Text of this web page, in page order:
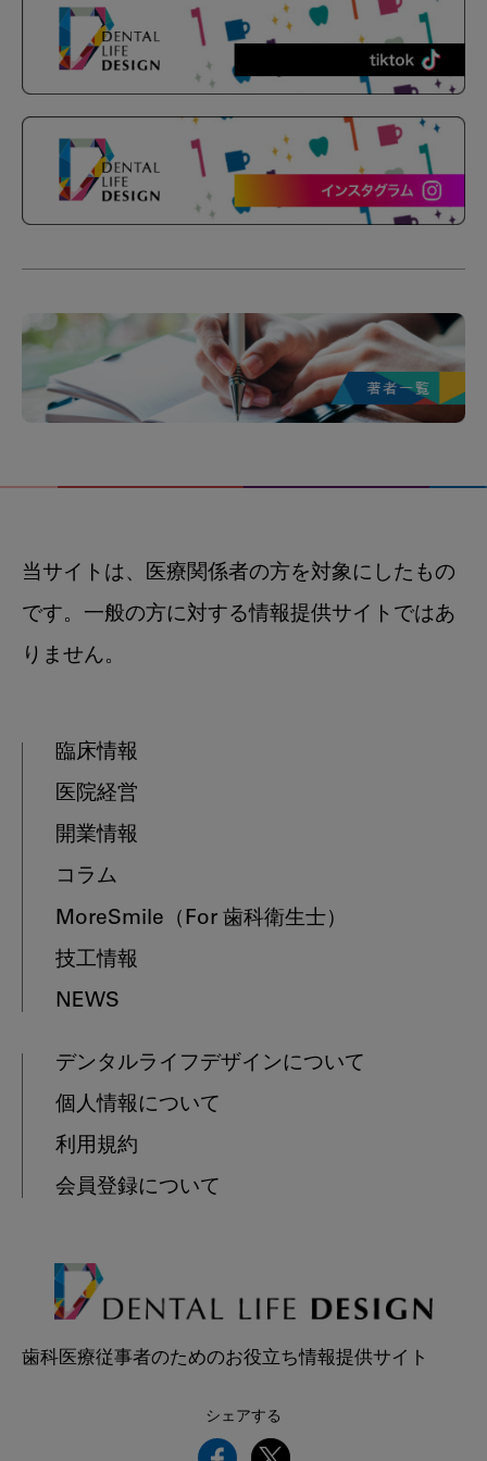
当サイトは、医療関係者の方を対象にしたもの
です。一般の方に対する情報提供サイトではあ
りません。
臨床情報
医院経営
開業情報
コラム
MoreSmile （For 歯科衛生士）
技工情報
NEWS
デンタルライフデザインについて
個人情報について
利用規約
会員登録について
歯科医療従事者のためのお役立ち情報提供サイト
シェアする